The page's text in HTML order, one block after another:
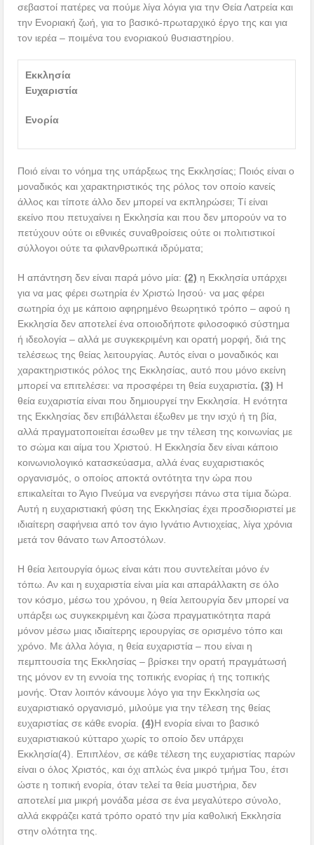
σεβαστοί πατέρες να πούμε λίγα λόγια για την Θεία Λατρεία και
την Ενοριακή ζωή, για το βασικό-πρωταρχικό έργο της και για
τον ιερέα – ποιμένα του ενοριακού θυσιαστηρίου.
Εκκλησία
Ευχαριστία
Ενορία
Ποιό είναι το νόημα της υπάρξεως της Εκκλησίας; Ποιός είναι ο
μοναδικός και χαρακτηριστικός της ρόλος τον οποίο κανείς
άλλος και τίποτε άλλο δεν μπορεί να εκπληρώσει; Τί είναι
εκείνο που πετυχαίνει η Εκκλησία και που δεν μπορούν να το
πετύχουν ούτε οι εθνικές συναθροίσεις ούτε οι πολιτιστικοί
σύλλογοι ούτε τα φιλανθρωπικά ιδρύματα;
Η απάντηση δεν είναι παρά μόνο μία:(2) η Εκκλησία υπάρχει
για να μας φέρει σωτηρία έν Χριστώ Ιησού· να μας φέρει
σωτηρία όχι με κάποιο αφηρημένο θεωρητικό τρόπο – αφού η
Εκκλησία δεν αποτελεί ένα οποιοδήποτε φιλοσοφικό σύστημα
ή ιδεολογία – αλλά με συγκεκριμένη και ορατή μορφή, διά της
τελέσεως της θείας λειτουργίας. Αυτός είναι ο μοναδικός και
χαρακτηριστικός ρόλος της Εκκλησίας, αυτό που μόνο εκείνη
μπορεί να επιτελέσει: να προσφέρει τη θεία ευχαριστία.(3) Η
θεία ευχαριστία είναι που δημιουργεί την Εκκλησία. Η ενότητα
της Εκκλησίας δεν επιβάλλεται έξωθεν με την ισχύ ή τη βία,
αλλά πραγματοποιείται έσωθεν με την τέλεση της κοινωνίας με
το σώμα και αίμα του Χριστού. Η Εκκλησία δεν είναι κάποιο
κοινωνιολογικό κατασκεύασμα, αλλά ένας ευχαριστιακός
οργανισμός, ο οποίος αποκτά οντότητα την ώρα που
επικαλείται το Άγιο Πνεύμα να ενεργήσει πάνω στα τίμια δώρα.
Αυτή η ευχαριστιακή φύση της Εκκλησίας έχει προσδιοριστεί με
ιδιαίτερη σαφήνεια από τον άγιο Ιγνάτιο Αντιοχείας, λίγα χρόνια
μετά τον θάνατο των Αποστόλων.
Η θεία λειτουργία όμως είναι κάτι που συντελείται μόνο έν
τόπω. Αν και η ευχαριστία είναι μία και απαράλλακτη σε όλο
τον κόσμο, μέσω του χρόνου, η θεία λειτουργία δεν μπορεί να
υπάρξει ως συγκεκριμένη και ζώσα πραγματικότητα παρά
μόνον μέσω μιας ιδιαίτερης ιερουργίας σε ορισμένο τόπο και
χρόνο. Με άλλα λόγια, η θεία ευχαριστία – που είναι η
πεμπτουσία της Εκκλησίας – βρίσκει την ορατή πραγμάτωσή
της μόνον εν τη εννοία της τοπικής ενορίας ή της τοπικής
μονής. Όταν λοιπόν κάνουμε λόγο για την Εκκλησία ως
ευχαριστιακό οργανισμό, μιλούμε για την τέλεση της θείας
ευχαριστίας σε κάθε ενορία.(4)Η ενορία είναι το βασικό
ευχαριστιακού κύτταρο χωρίς το οποίο δεν υπάρχει
Εκκλησία(4). Επιπλέον, σε κάθε τέλεση της ευχαριστίας παρών
είναι ο όλος Χριστός, και όχι απλώς ένα μικρό τμήμα Του, έτσι
ώστε η τοπική ενορία, όταν τελεί τα θεία μυστήρια, δεν
αποτελεί μια μικρή μονάδα μέσα σε ένα μεγαλύτερο σύνολο,
αλλά εκφράζει κατά τρόπο ορατό την μία καθολική Εκκλησία
στην ολότητα της.